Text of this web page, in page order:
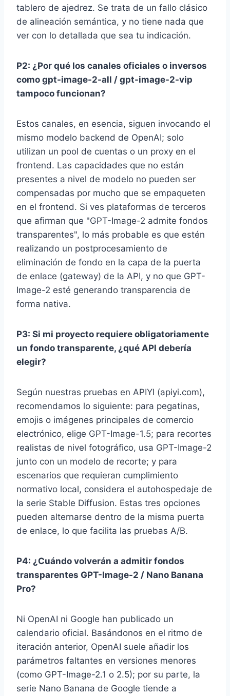
tablero de ajedrez. Se trata de un fallo clásico
de alineación semántica, y no tiene nada que
ver con lo detallada que sea tu indicación.
P2: ¿Por qué los canales oficiales o inversos
como gpt-image-2-all / gpt-image-2-vip
tampoco funcionan?
Estos canales, en esencia, siguen invocando el
mismo modelo backend de OpenAI; solo
utilizan un pool de cuentas o un proxy en el
frontend. Las capacidades que no están
presentes a nivel de modelo no pueden ser
compensadas por mucho que se empaqueten
en el frontend. Si ves plataformas de terceros
que afirman que "GPT-Image-2 admite fondos
transparentes", lo más probable es que estén
realizando un postprocesamiento de
eliminación de fondo en la capa de la puerta
de enlace (gateway) de la API, y no que GPT-
Image-2 esté generando transparencia de
forma nativa.
P3: Si mi proyecto requiere obligatoriamente
un fondo transparente, ¿qué API debería
elegir?
Según nuestras pruebas en APIYI (apiyi.com),
recomendamos lo siguiente: para pegatinas,
emojis o imágenes principales de comercio
electrónico, elige GPT-Image-1.5; para recortes
realistas de nivel fotográfico, usa GPT-Image-2
junto con un modelo de recorte; y para
escenarios que requieran cumplimiento
normativo local, considera el autohospedaje de
la serie Stable Diffusion. Estas tres opciones
pueden alternarse dentro de la misma puerta
de enlace, lo que facilita las pruebas A/B.
P4: ¿Cuándo volverán a admitir fondos
transparentes GPT-Image-2 / Nano Banana
Pro?
Ni OpenAI ni Google han publicado un
calendario oficial. Basándonos en el ritmo de
iteración anterior, OpenAI suele añadir los
parámetros faltantes en versiones menores
(como GPT-Image-2.1 o 2.5); por su parte, la
serie Nano Banana de Google tiende a